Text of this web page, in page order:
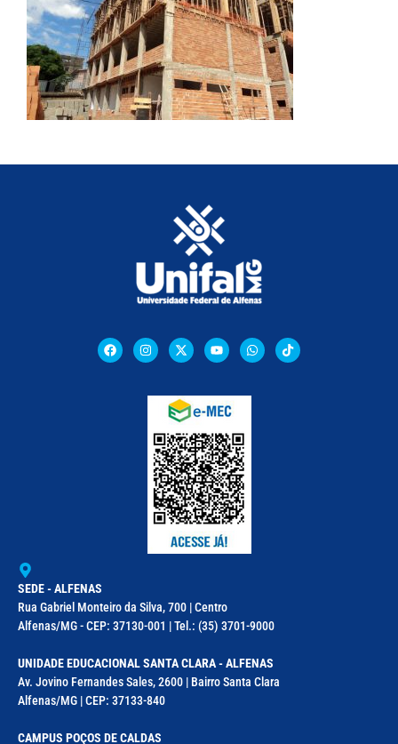
SEDE - ALFENAS
Rua Gabriel Monteiro da Silva, 700 | Centro
Alfenas/MG - CEP: 37130-001 | Tel.: (35) 3701-9000
UNIDADE EDUCACIONAL SANTA CLARA - ALFENAS
Av. Jovino Fernandes Sales, 2600 | Bairro Santa Clara
Alfenas/MG | CEP: 37133-840
CAMPUS POÇOS DE CALDAS